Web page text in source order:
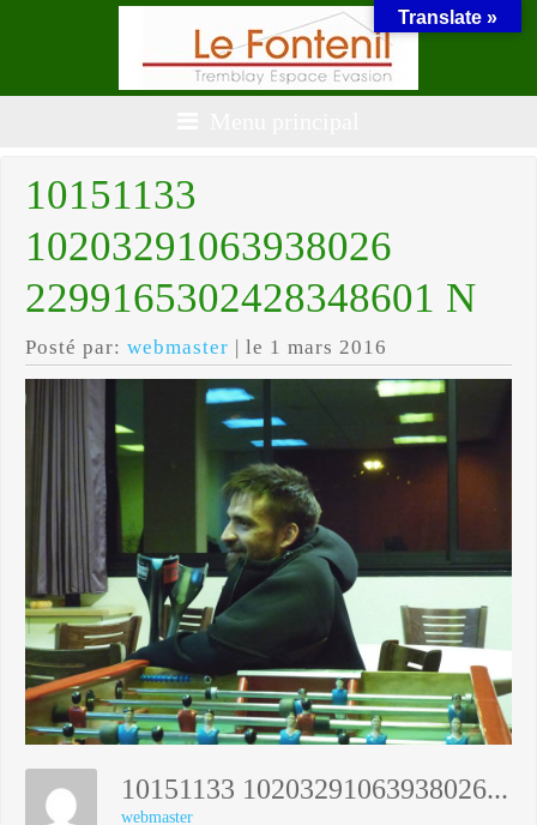
10151133
10203291063938026
2299165302428348601 N
Posté par: webmaster | le 1 mars 2016
10151133 10203291063938026 2299165302428348601 N
webmaster
Translate »